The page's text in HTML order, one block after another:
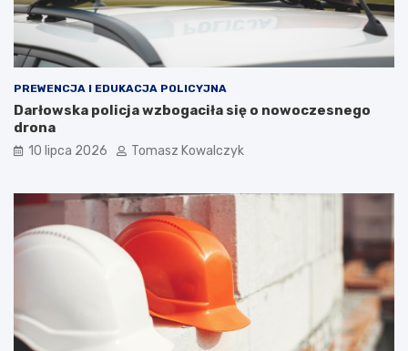
PREWENCJA I EDUKACJA POLICYJNA
Darłowska policja wzbogaciła się o nowoczesnego
drona
10 lipca 2026 Tomasz Kowalczyk